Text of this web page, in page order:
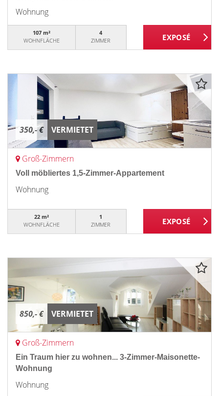
Wohnung
107 m²
WOHNFLÄCHE
4
ZIMMER
350,- € VERMIETET
Groß-Zimmern
Voll möbliertes 1,5-Zimmer-Appartement
Wohnung
22 m²
WOHNFLÄCHE
1
ZIMMER
850,- € VERMIETET
Groß-Zimmern
Ein Traum hier zu wohnen... 3-Zimmer-Maisonette-
Wohnung
Wohnung